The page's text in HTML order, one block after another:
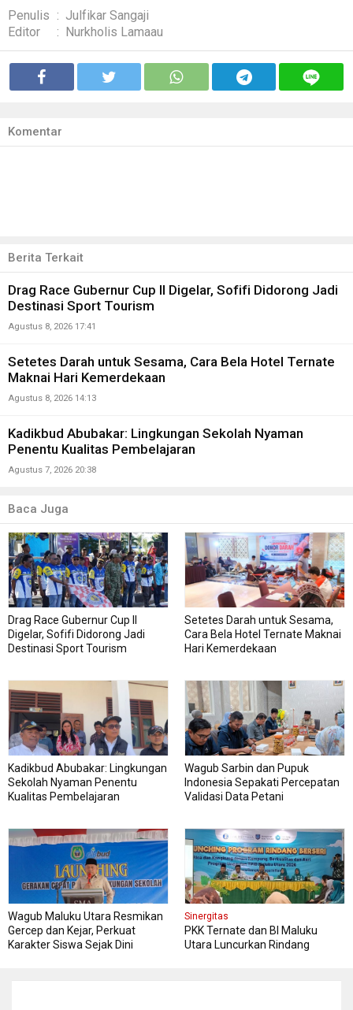
Penulis : Julfikar Sangaji
Editor
: Nurkholis Lamaau
Komentar
Berita Terkait
Drag Race Gubernur Cup II Digelar, Sofifi Didorong Jadi
Destinasi Sport Tourism
Agustus 8, 2026 17:41
Setetes Darah untuk Sesama, Cara Bela Hotel Ternate
Maknai Hari Kemerdekaan
Agustus 8, 2026 14:13
Kadikbud Abubakar: Lingkungan Sekolah Nyaman
Penentu Kualitas Pembelajaran
Agustus 7, 2026 20:38
Baca Juga
Drag Race Gubernur Cup II
Digelar, Sofifi Didorong Jadi
Destinasi Sport Tourism
Setetes Darah untuk Sesama,
Cara Bela Hotel Ternate Maknai
Hari Kemerdekaan
Kadikbud Abubakar: Lingkungan
Sekolah Nyaman Penentu
Kualitas Pembelajaran
Wagub Sarbin dan Pupuk
Indonesia Sepakati Percepatan
Validasi Data Petani
Wagub Maluku Utara Resmikan
Gercep dan Kejar, Perkuat
Karakter Siswa Sejak Dini
Sinergitas
PKK Ternate dan BI Maluku
Utara Luncurkan Rindang